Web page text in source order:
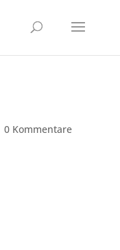
0 Kommentare